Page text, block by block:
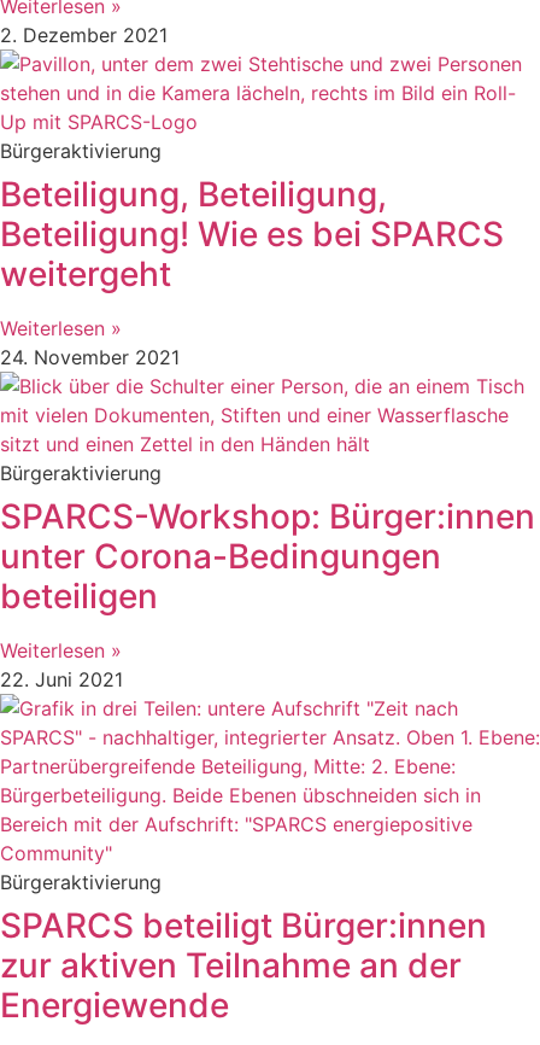
Weiterlesen »
2. Dezember 2021
Bürgeraktivierung
Beteiligung, Beteiligung,
Beteiligung! Wie es bei SPARCS
weitergeht
Weiterlesen »
24. November 2021
Bürgeraktivierung
SPARCS-Workshop: Bürger:innen
unter Corona-Bedingungen
beteiligen
Weiterlesen »
22. Juni 2021
Bürgeraktivierung
SPARCS beteiligt Bürger:innen
zur aktiven Teilnahme an der
Energiewende